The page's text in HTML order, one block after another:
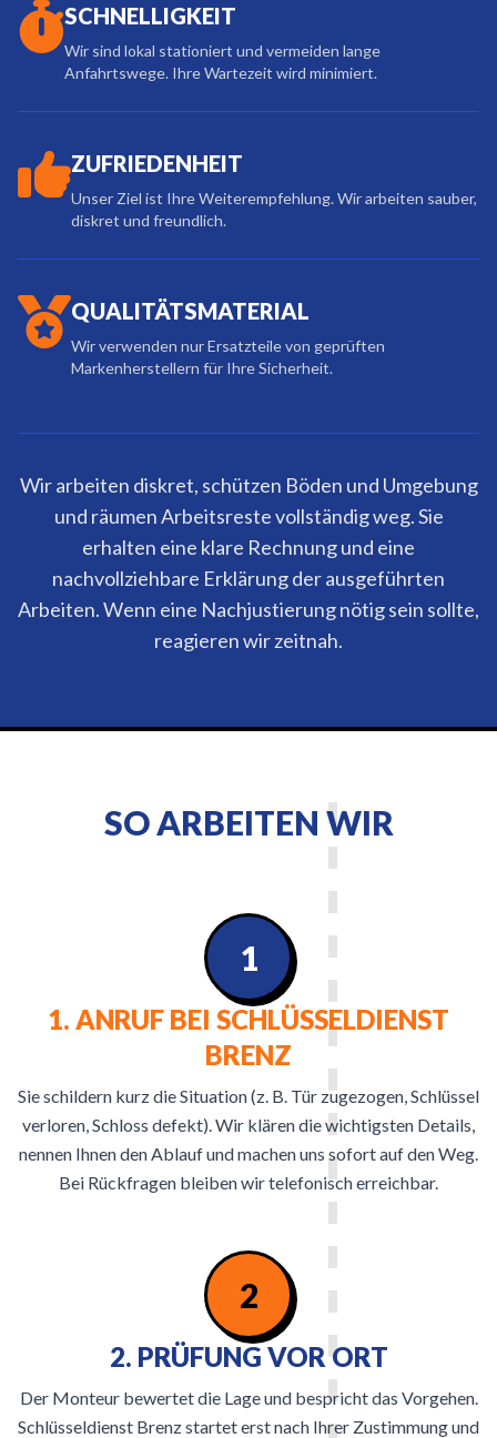
SCHNELLIGKEIT
Wir sind lokal stationiert und vermeiden lange
Anfahrtswege. Ihre Wartezeit wird minimiert.
ZUFRIEDENHEIT
Unser Ziel ist Ihre Weiterempfehlung. Wir arbeiten sauber,
diskret und freundlich.
QUALITÄTSMATERIAL
Wir verwenden nur Ersatzteile von geprüften
Markenherstellern für Ihre Sicherheit.
Wir arbeiten diskret, schützen Böden und Umgebung
und räumen Arbeitsreste vollständig weg. Sie
erhalten eine klare Rechnung und eine
nachvollziehbare Erklärung der ausgeführten
Arbeiten. Wenn eine Nachjustierung nötig sein sollte,
reagieren wir zeitnah.
SO ARBEITEN WIR
1. ANRUF BEI SCHLÜSSELDIENST
BRENZ
Sie schildern kurz die Situation (z. B. Tür zugezogen, Schlüssel
verloren, Schloss defekt). Wir klären die wichtigsten Details,
nennen Ihnen den Ablauf und machen uns sofort auf den Weg.
Bei Rückfragen bleiben wir telefonisch erreichbar.
1
2
2. PRÜFUNG VOR ORT
Der Monteur bewertet die Lage und bespricht das Vorgehen.
Schlüsseldienst Brenz startet erst nach Ihrer Zustimmung und